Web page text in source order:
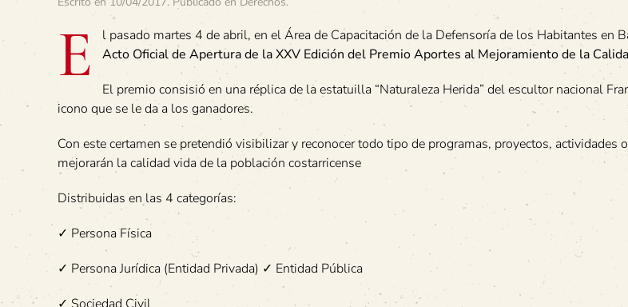
E
l pasado martes 4 de abril, en el Área de Capacitación de la Defensoría de los Habitantes en
Acto Oficial de Apertura de la XXV Edición del Premio Aportes al Mejoramiento de la
El premio consisió en una réplica de la estatuilla “Naturaleza Herida” del escultor nacional
icono que se le da a los ganadores.
Con este certamen se pretendió visibilizar y reconocer todo tipo de programas, proyectos, actividades
mejorarán la calidad vida de la población costarricense
Distribuidas en las 4 categorías:
✓ Persona Física
✓ Persona Jurídica (Entidad Privada) ✓ Entidad Pública